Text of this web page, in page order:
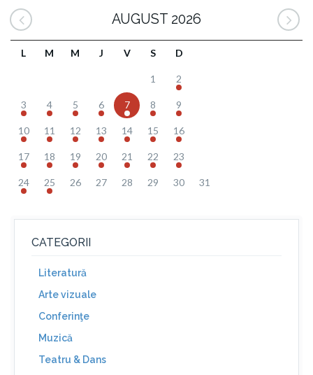
AUGUST 2026
L M M J V S D
1 2
3 4 5 6 7 8 9
10 11 12 13 14 15 16
17 18 19 20 21 22 23
24 25 26 27 28 29 30 31
CATEGORII
Literatură
Arte vizuale
Conferinţe
Muzică
Teatru & Dans